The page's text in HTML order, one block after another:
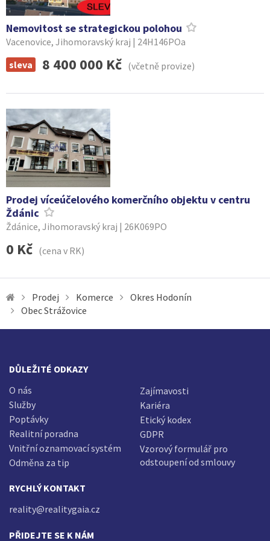
Nemovitost se strategickou polohou
Vacenovice, Jihomoravský kraj | 24H146POa
sleva
8 400 000 Kč (včetně provize)
Prodej víceúčelového komerčního objektu v centru
Ždánic
Ždánice, Jihomoravský kraj | 26K069PO
0 Kč (cena v RK)
Prodej Komerce
Okres Hodonín
Obec Strážovice
DŮLEŽITÉ ODKAZY
O nás
Služby
Poptávky
Realitní poradna
Vnitřní oznamovací systém
Odměna za tip
Zajímavosti
Kariéra
Etický kodex
GDPR
Vzorový formulář pro
odstoupení od smlouvy
RYCHLÝ KONTAKT
reality@realitygaia.cz
PŘIDEJTE SE K NÁM